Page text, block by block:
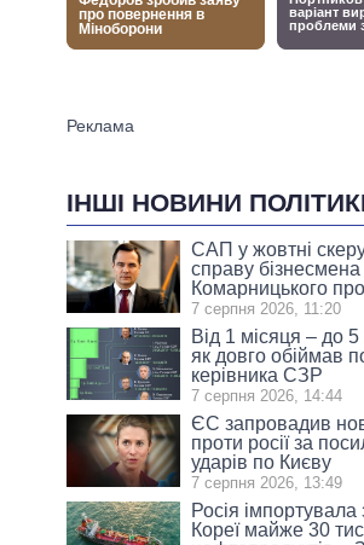
ІНШІ НОВИНИ
САП у жовтні
справу бізнесмена
Комарницького
7 серпня 2026, 11:20
Від 1 місяця – до 5
як довго обіймав
керівника СЗР
7 серпня 2026, 14:44
ЄС запровадив
проти росії за
ударів по Києву
7 серпня 2026, 13:49
Росія імпортувала
Кореї майже 30